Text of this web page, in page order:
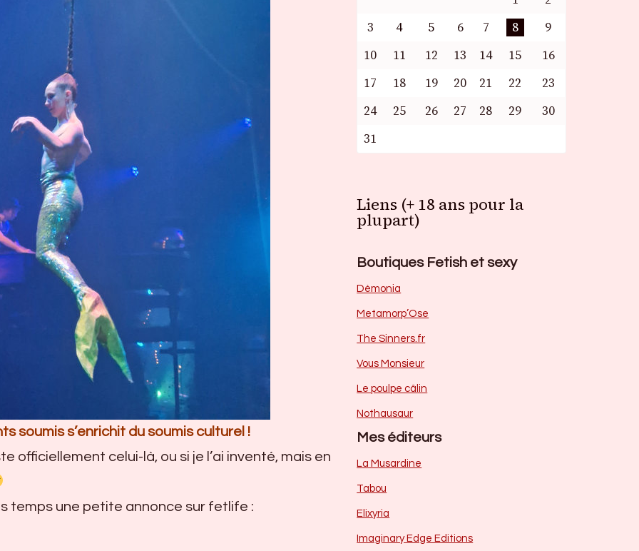
soumis s’enrichit du soumis culturel !
officiellement celui-là, ou si je l’ai inventé, mais en
temps une petite annonce sur fetlife :
3
4 5 6 7 8
9
10
11 12 13 14 15
16
17
18 19 20 21 22
23
24
25 26 27 28 29
30
31
Liens (+ 18 ans pour la
plupart)
Boutiques Fetish et sexy
Dèmonia
Metamorp’Ose
The Sinners.fr
Vous Monsieur
Le poulpe câlin
Nothausaur
Mes éditeurs
La Musardine
Tabou
Elixyria
Imaginary Edge Editions